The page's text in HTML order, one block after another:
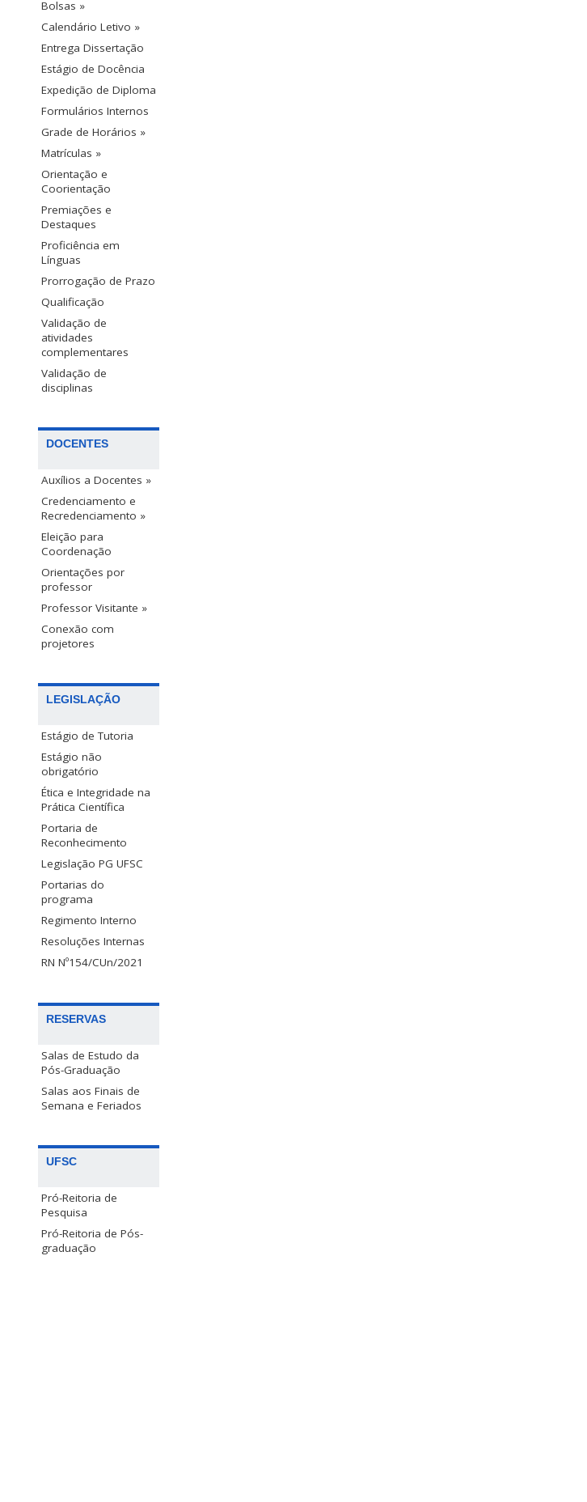
Bolsas »
Calendário Letivo »
Entrega Dissertação
Estágio de Docência
Expedição de Diploma
Formulários Internos
Grade de Horários »
Matrículas »
Orientação e
Coorientação
Premiações e
Destaques
Proficiência em
Línguas
Prorrogação de Prazo
Qualificação
Validação de
atividades
complementares
Validação de
disciplinas
DOCENTES
Auxílios a Docentes »
Credenciamento e
Recredenciamento »
Eleição para
Coordenação
Orientações por
professor
Professor Visitante »
Conexão com
projetores
LEGISLAÇÃO
Estágio de Tutoria
Estágio não
obrigatório
Ética e Integridade na
Prática Científica
Portaria de
Reconhecimento
Legislação PG UFSC
Portarias do
programa
Regimento Interno
Resoluções Internas
RN Nº154/CUn/2021
RESERVAS
Salas de Estudo da
Pós-Graduação
Salas aos Finais de
Semana e Feriados
UFSC
Pró-Reitoria de
Pesquisa
Pró-Reitoria de Pós-
graduação